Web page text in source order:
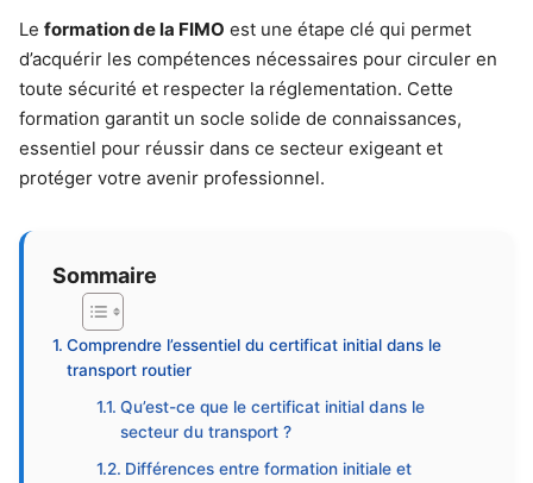
Le formation de la FIMO est une étape clé qui permet
d’acquérir les compétences nécessaires pour circuler en
toute sécurité et respecter la réglementation. Cette
formation garantit un socle solide de connaissances,
essentiel pour réussir dans ce secteur exigeant et
protéger votre avenir professionnel.
Sommaire
Comprendre l’essentiel du certificat initial dans le
transport routier
Qu’est-ce que le certificat initial dans le
secteur du transport ?
Différences entre formation initiale et